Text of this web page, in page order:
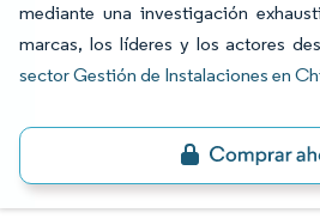
mediante una investigación
marcas, los líderes y los actores
sector Gestión de Instalaciones en